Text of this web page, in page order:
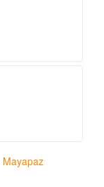
Mayapaz